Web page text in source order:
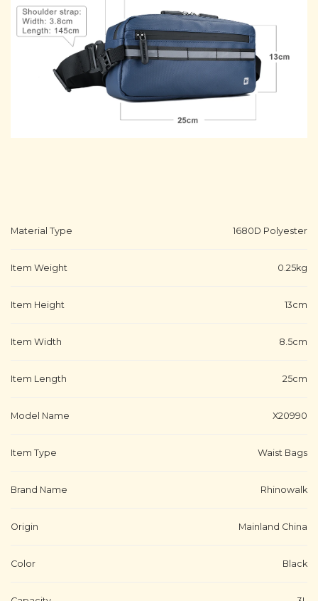
Material Type 1680D Polyester
Item Weight 0.25kg
Item Height 13cm
Item Width 8.5cm
Item Length 25cm
Model Name X20990
Item Type Waist Bags
Brand Name Rhinowalk
Origin Mainland China
Color Black